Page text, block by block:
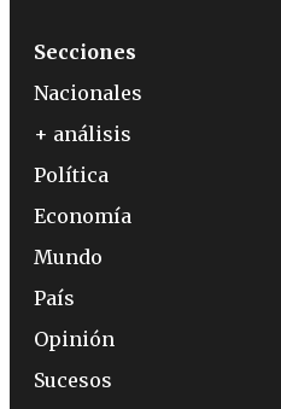
Secciones
Nacionales
+ análisis
Política
Economía
Mundo
País
Opinión
Sucesos